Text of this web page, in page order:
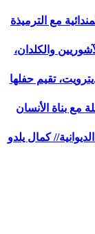
مع الترميذة
والآشوريين والكلدان،
تقيم حفلها
في الذاكرة الحلقة (٢٢) رحلة مع بناة الأنسان
كمال يلدو